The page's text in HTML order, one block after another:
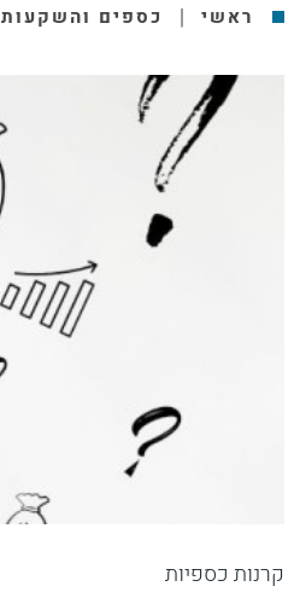
ראשי | כספים והשקעות
קרנות כספיות